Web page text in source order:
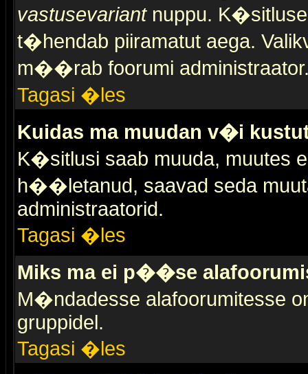
vastusevariantnuppu.
t�hendab piiramatut aega.
m��rab foorumi
Tagasi �les
Kuidas ma muudan v�i
K�sitlusi saab muuda, muutes
h��letanud, saavad seda
administraatorid.
Tagasi �les
Miks ma ei p��se
M�ndadesse alafoorumitesse
gruppidel.
Tagasi �les